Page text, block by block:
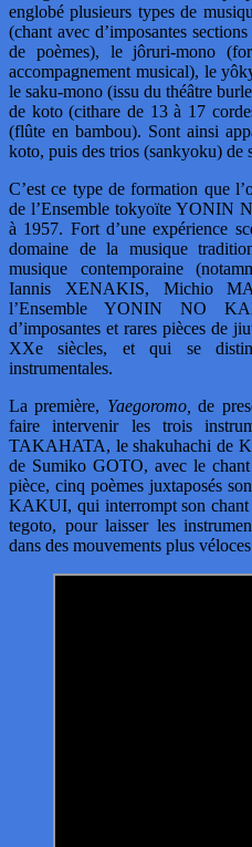
englobé plusieurs types de
(chant avec d’imposantes
de poèmes), le jôruri-mono
accompagnement musical), le
le saku-mono (issu du théâtre
de koto (cithare de 13 à 17
(flûte en bambou). Sont ainsi
koto, puis des trios (sankyoku) de
C’est ce type de formation que
de l’Ensemble tokyoïte YONIN
à 1957. Fort d’une expérience
domaine de la musique
musique contemporaine
Iannis XENAKIS, Michio
l’Ensemble YONIN NO
d’imposantes et rares pièces de
XXe siècles, et qui se
instrumentales.
La première, Yaegoromo, de
faire intervenir les trois
TAKAHATA, le shakuhachi de
de Sumiko GOTO, avec le
pièce, cinq poèmes juxtaposés
KAKUI, qui interrompt son chant
tegoto, pour laisser les
dans des mouvements plus